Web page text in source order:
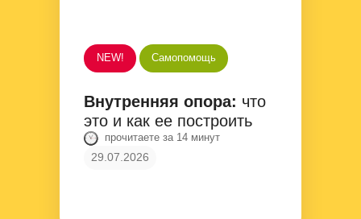
NEW!
Внутренняя опора: что
это и как ее построить
прочитаете за 14 минут
29.07.2026
Самопомощь